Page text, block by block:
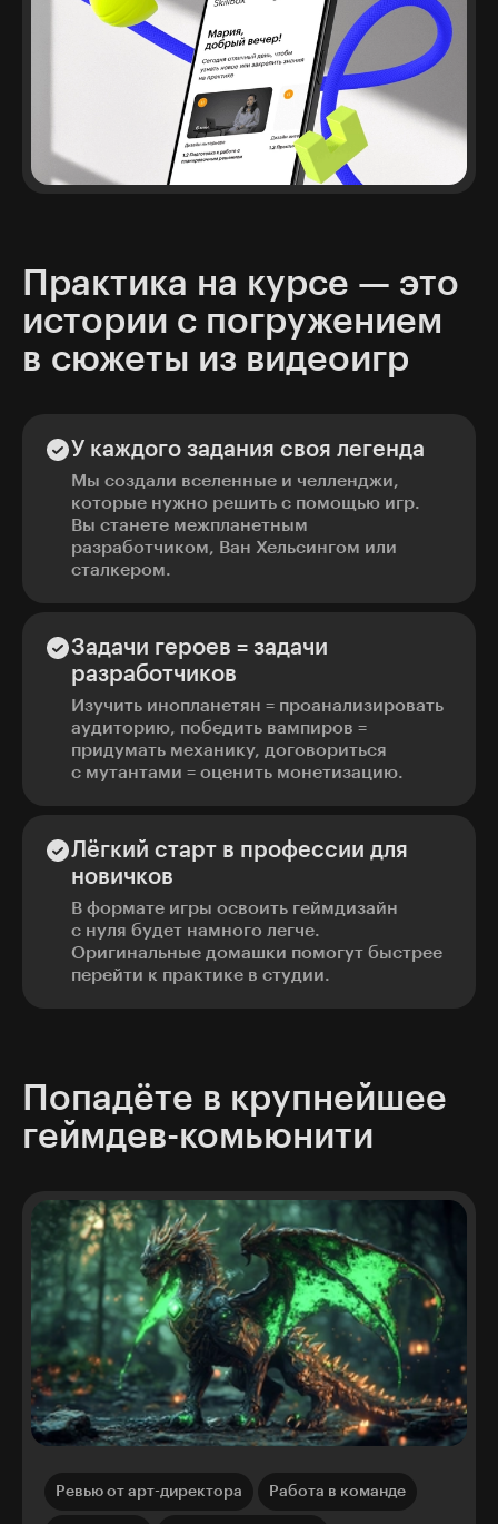
Практика на курсе — это
истории с погружением
в сюжеты из видеоигр
У каждого задания своя легенда
Мы создали вселенные и челленджи,
которые нужно решить с помощью игр.
Вы станете межпланетным
разработчиком, Ван Хельсингом или
сталкером.
Задачи героев = задачи
разработчиков
Изучить инопланетян = проанализировать
аудиторию, победить вампиров =
придумать механику, договориться
с мутантами = оценить монетизацию.
Лёгкий старт в профессии для
новичков
В формате игры освоить геймдизайн
с нуля будет намного легче.
Оригинальные домашки помогут быстрее
перейти к практике в студии.
Попадёте в крупнейшее
геймдев-комьюнити
Ревью от арт-директора Работа в команде